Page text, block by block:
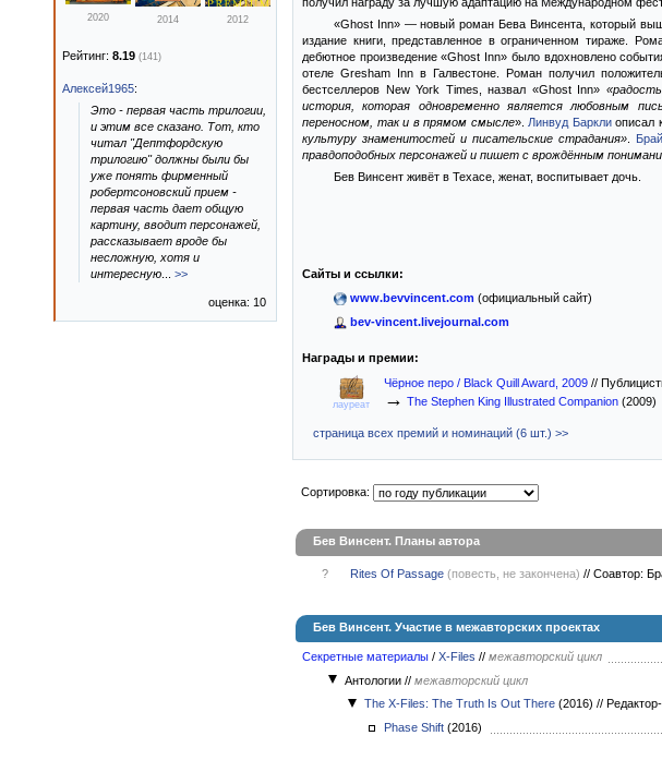
«Ghost Inn» — новый роман Бева Винсента, который
издание книги, представленное в ограниченном тираже.
дебютное произведение «Ghost Inn» было вдохновлено
отеле Gresham Inn в Галвестоне. Роман получил
бестселлеров New York Times, назвал «Ghost Inn»
история, которая одновременно является любовным
переносном, так и в прямом смысле». Линвуд Барклиописал
культуру знаменитостей и писательские страдания»
правдоподобных персонажей и пишет с врождённым
Бев Винсент живёт в Техасе, женат, воспитывает дочь.
Сайты и ссылки:
www.bevvincent.com (официальный сайт)
bev-vincent.livejournal.com
Награды и премии:
лауреат
Чёрное перо / Black Quill Award, 2009 //
→ The Stephen King Illustrated Companion (2009)
страница всех премий и номинаций (6 шт.) >>
Сортировка:
Бев Винсент. Планы автора
? Rites Of Passage (повесть, не закончена) // Соавтор:
Бев Винсент. Участие в межавторских проектах
Секретные материалы / X-Files // межавторский цикл
Антологии // межавторский цикл
The X-Files: The Truth Is Out There (2016) //
Phase Shift (2016)
2020 2014 2012
Рейтинг: 8.19 (141)
Алексей1965:
Это - первая часть трилогии,
и этим все сказано. Тот, кто
читал "Дептфордскую
трилогию" должны были бы
уже понять фирменный
робертсоновский прием -
первая часть дает общую
картину, вводит персонажей,
рассказывает вроде бы
несложную, хотя и
интересную
>>
оценка: 10